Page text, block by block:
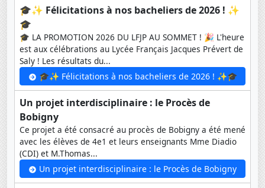
🎓✨ Félicitations à nos bacheliers de 2026 ! ✨
🎓
🎓 LA PROMOTION 2026 DU LFJP AU SOMMET ! 🎉 L'heure
est aux célébrations au Lycée Français Jacques Prévert de
Saly ! Les résultats du...
🎓✨ Félicitations à nos bacheliers de 2026 ! ✨🎓
Un projet interdisciplinaire : le Procès de
Bobigny
Ce projet a été consacré au procès de Bobigny a été mené
avec les élèves de 4e1 et leurs enseignants Mme Diadio
(CDI) et M.Thomas...
Un projet interdisciplinaire : le Procès de Bobigny